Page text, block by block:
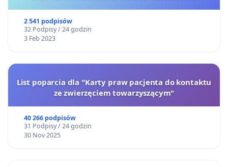
2 541 podpisów
32 Podpisy / 24 godzin
3 Feb 2023
List poparcia dla "Karty praw pacjenta do kontaktu
ze zwierzęciem towarzyszącym"
40 266 podpisów
31 Podpisy / 24 godzin
30 Nov 2025